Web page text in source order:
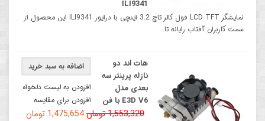
ILI9341
نمایشگر LCD TFT فول کالر تاچ 3.2 اینچی با درایور ILI9341 این محصول از
سمت کاربران آفتاب رایانه تا..
اضافه به سبد خرید
افزودن به لیست دلخواه
افزودن برای مقایسه
1,553,320 تومان 1,475,654 تومان
هات اند دو
نازله پرینتر سه
بعدی مدل
E3D V6 با فن